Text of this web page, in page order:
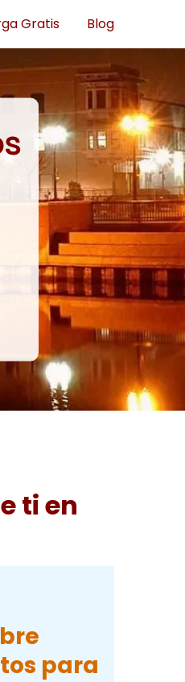
Gratis Blog
ti en
para